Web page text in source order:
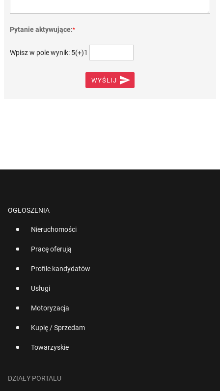
Pytanie aktywujące:*
Wpisz w pole wynik: 5(+)1
WYŚLIJ 
OGŁOSZENIA
Nieruchomości
Pracę oferują
Profile kandydatów
Usługi
Motoryzacja
Kupię / Sprzedam
Towarzyskie
DZIAŁY PORTALU